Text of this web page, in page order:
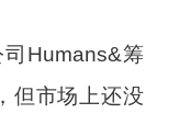
Humans&筹
但市场上还没